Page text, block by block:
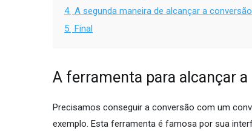
4. A segunda maneira de alcançar a conversão
5. Final
A ferramenta para alcançar a
Precisamos conseguir a conversão com um
exemplo. Esta ferramenta é famosa por sua